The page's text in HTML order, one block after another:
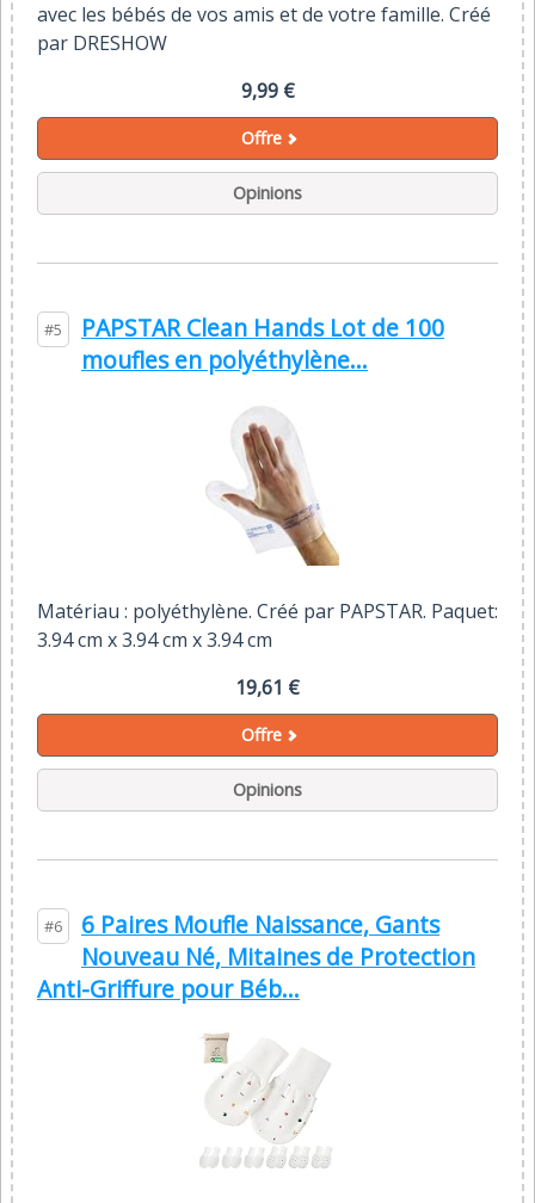
avec les bébés de vos amis et de votre famille. Créé
par DRESHOW
9,99 €
Offre
Opinions
#5
PAPSTAR Clean Hands Lot de 100
moufles en polyéthylène...
Matériau : polyéthylène. Créé par PAPSTAR. Paquet:
3.94 cm x 3.94 cm x 3.94 cm
19,61 €
Offre
Opinions
#6
6 Paires Moufle Naissance, Gants
Nouveau Né, Mitaines de Protection
Anti-Griffure pour Béb...